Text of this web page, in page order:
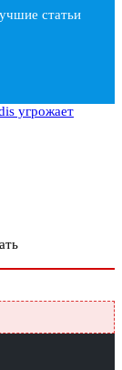
статьи
угрожает